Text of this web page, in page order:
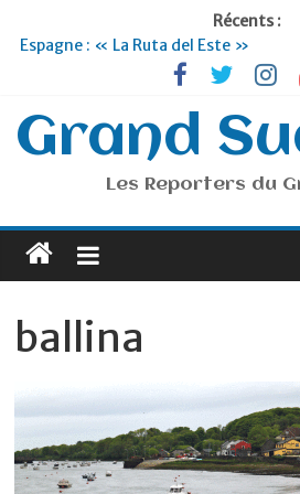
Récents :
Espagne : « La Ruta del Este »
Lyon : « Cirque Imagine »… Retour le
Briançon et la Vallée de Serre
sommet
Je suis en Voyage
Portugal : « Tout l’Alentejo à pied »
Grand
Les Reporters du
ballina